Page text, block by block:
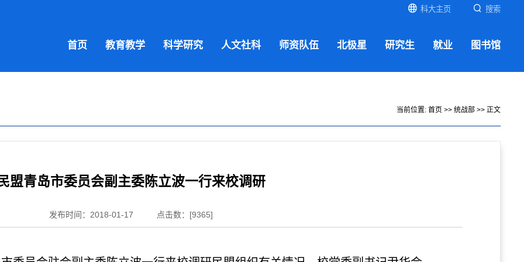
科大主页 搜索
首页 教育教学 科学研究 人文社科 师资队伍 北极星 研究生 就业 图书馆
当前位置: 首页 >> 统战部>> 正文
盟青岛市委员会副主委陈立波一行来校调研
发布时间：2018-01-17 点击数：[9365]